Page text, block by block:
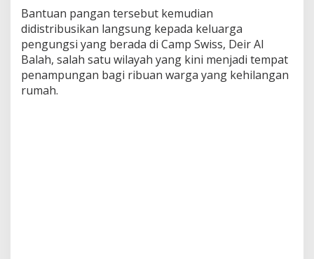
n
t
u
R
a
f
a
Bantuan pangan tersebut kemudian
didistribusikan langsung kepada keluarga
pengungsi yang berada di Camp Swiss, Deir Al
Balah, salah satu wilayah yang kini menjadi tempat
penampungan bagi ribuan warga yang kehilangan
rumah.